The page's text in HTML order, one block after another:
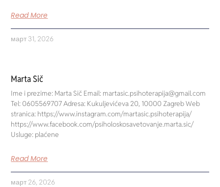
Read More
март 31, 2026
Marta Sič
Ime i prezime: Marta Sič Email: martasic.psihoterapija@gmail.com
Tel: 0605569707 Adresa: Kukuljevićeva 20, 10000 Zagreb Web
stranica: https://www.instagram.com/martasic.psihoterapija/
https://www.facebook.com/psiholoskosavetovanje.marta.sic/
Usluge: plaćene
Read More
март 26, 2026